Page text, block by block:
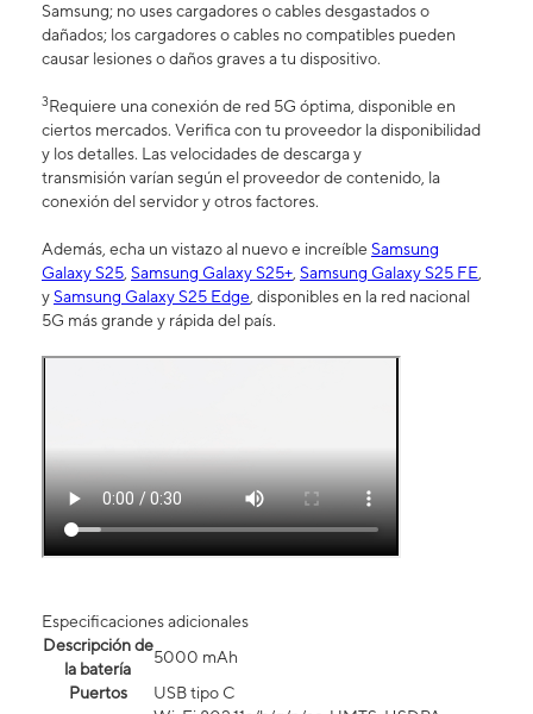
Samsung; no uses cargadores o cables desgastados o
dañados; los cargadores o cables no compatibles pueden
causar lesiones o daños graves a tu dispositivo.
3Requiere una conexión de red 5G óptima, disponible en
ciertos mercados. Verifica con tu proveedor la disponibilidad
y los detalles. Las velocidades de descarga y
transmisión varían según el proveedor de contenido, la
conexión del servidor y otros factores.
Además, echa un vistazo al nuevo e increíble Samsung
Galaxy S25, Samsung Galaxy S25+, Samsung Galaxy S25 FE,
ySamsung Galaxy S25 Edge, disponibles en la red nacional
5G más grande y rápida del país.
Especificaciones adicionales
Descripción de
la batería
5000 mAh
Puertos
USB tipo C